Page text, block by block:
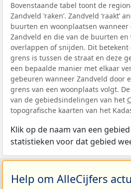
Bovenstaande tabel toont de
Zandveld ‘raken’. Zandveld ‘raakt’
buurten en woonplaatsen wanneer
Zandveld en die van de buurten
overlappen of snijden. Dit
grens is tussen de straat en deze
een bepaalde manier met elkaar
gebeuren wanneer Zandveld door
grens van een woonplaats volgt.
van de gebiedsindelingen van het
topografische kaarten van het
Klik op de naam van een
statistieken voor dat gebied
Help om AlleCijfers